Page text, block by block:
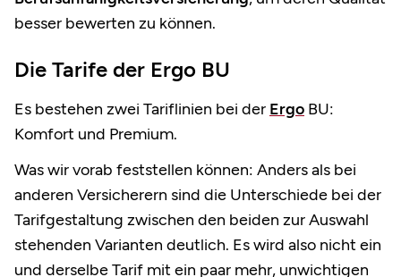
besser bewerten zu können.
Die Tarife der Ergo BU
Es bestehen zwei Tariflinien bei der Ergo BU:
Komfort und Premium.
Was wir vorab feststellen können: Anders als bei
anderen Versicherern sind die Unterschiede bei der
Tarifgestaltung zwischen den beiden zur Auswahl
stehenden Varianten deutlich. Es wird also nicht ein
und derselbe Tarif mit ein paar mehr, unwichtigen